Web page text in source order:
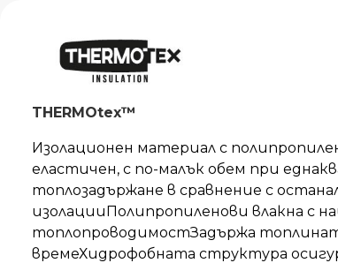
THERMOtex™
Изолационен материал с
еластичен, с по-малък обем при
топлозадържане в сравнение с
изолацииПолипропиленови влакна с
топлопроводимостЗадържа
времеХидрофобната структура